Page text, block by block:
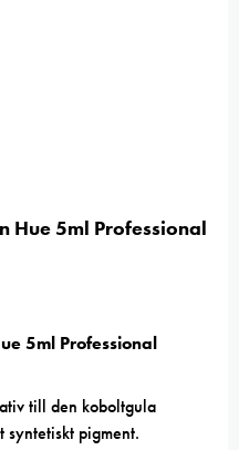
Hue 5ml Professional
5ml Professional
till den koboltgula
syntetiskt pigment.